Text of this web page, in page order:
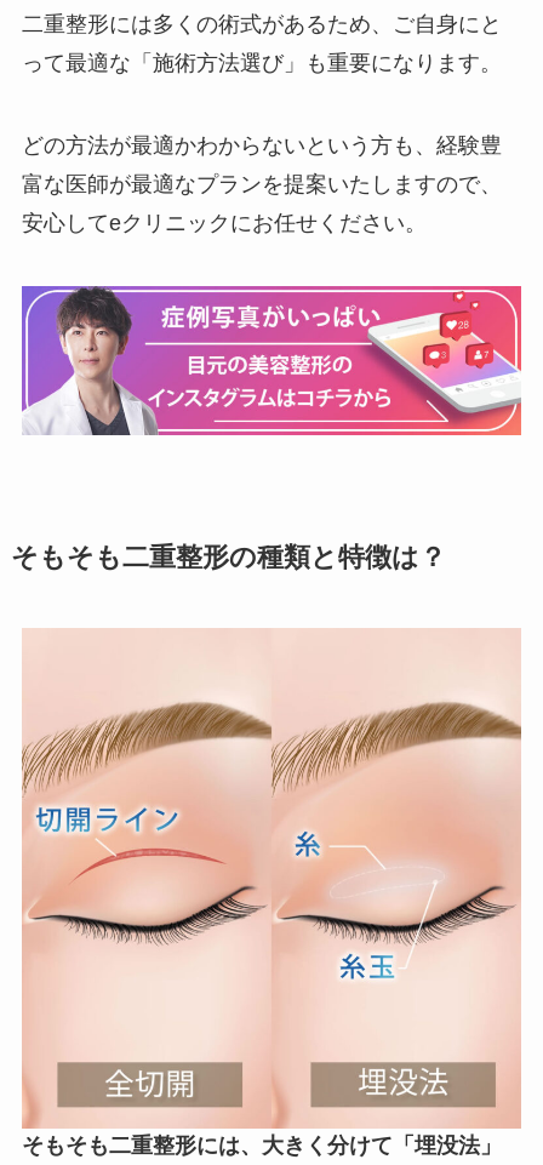
二重整形には多くの術式があるため、ご自身にと
って最適な「施術方法選び」も重要になります。
どの方法が最適かわからないという方も、経験豊
富な医師が最適なプランを提案いたしますので、
安心してeクリニックにお任せください。
そもそも二重整形の種類と特徴は？
そもそも二重整形には、大きく分けて「埋没法」